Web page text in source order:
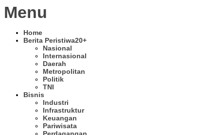
Menu
Home
Berita Peristiwa20+
Nasional
Internasional
Daerah
Metropolitan
Politik
TNI
Bisnis
Industri
Infrastruktur
Keuangan
Pariwisata
Perdagangan